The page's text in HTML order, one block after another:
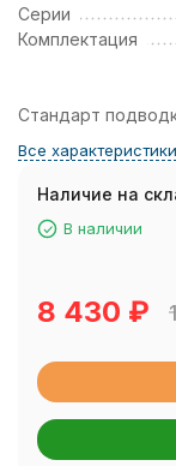
Серии
Комплектация
Стандарт
Все характеристики
Наличие на
В наличии
8 430 ₽